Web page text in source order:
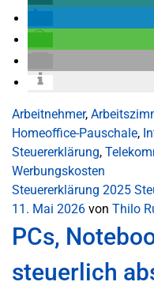
Arbeitnehmer,
Homeoffice-Pauschale,
Steuererklärung,
Werbungskosten
Steuererklärung 2025
11. Mai 2026 von Thilo
PCs,
steuerlich